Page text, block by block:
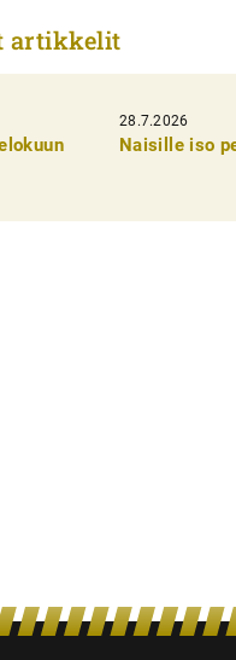
artikkelit
28.7.2026
Naisille iso